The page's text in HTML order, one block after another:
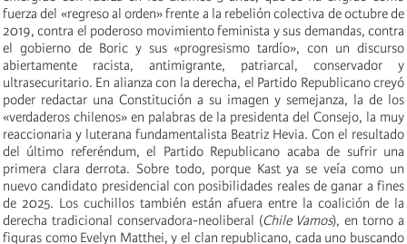
fuerza del «regreso al orden» frente a la rebelión colectiva de octubre de
2019, contra el poderoso movimiento feminista y sus demandas, contra
el gobierno de Boric y sus «progresismo tardío», con un discurso
abiertamente racista, antimigrante, patriarcal, conservador y
ultrasecuritario. En alianza con la derecha, el Partido Republicano creyó
poder redactar una Constitución a su imagen y semejanza, la de los
«verdaderos chilenos» en palabras de la presidenta del Consejo, la muy
reaccionaria y luterana fundamentalista Beatriz Hevia. Con el resultado
del último referéndum, el Partido Republicano acaba de sufrir una
primera clara derrota. Sobre todo, porque Kast ya se veía como un
nuevo candidato presidencial con posibilidades reales de ganar a fines
de 2025. Los cuchillos también están afuera entre la coalición de la
derecha tradicional conservadora-neoliberal (Chile Vamos), en torno a
figuras como Evelyn Matthei, y el clan republicano, cada uno buscando